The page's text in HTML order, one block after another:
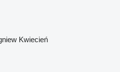
Kwiecień